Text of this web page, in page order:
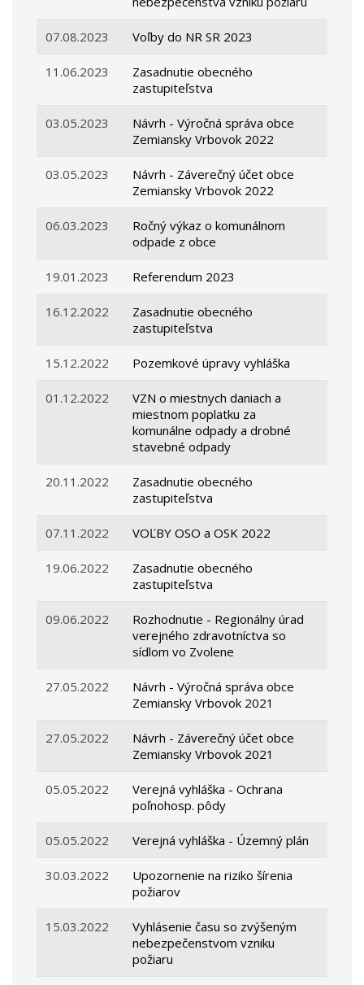
07.08.2023 Voľby do NR SR 2023
11.06.2023
Zasadnutie obecného
zastupiteľstva
03.05.2023
Návrh - Výročná správa obce
Zemiansky Vrbovok 2022
03.05.2023
Návrh - Záverečný účet obce
Zemiansky Vrbovok 2022
06.03.2023
Ročný výkaz o komunálnom
odpade z obce
19.01.2023 Referendum 2023
16.12.2022
Zasadnutie obecného
zastupiteľstva
15.12.2022 Pozemkové úpravy vyhláška
01.12.2022
VZN o miestnych daniach a
miestnom poplatku za
komunálne odpady a drobné
stavebné odpady
20.11.2022
Zasadnutie obecného
zastupiteľstva
07.11.2022 VOĽBY OSO a OSK 2022
19.06.2022
Zasadnutie obecného
zastupiteľstva
09.06.2022
Rozhodnutie - Regionálny úrad
verejného zdravotníctva so
sídlom vo Zvolene
27.05.2022
Návrh - Výročná správa obce
Zemiansky Vrbovok 2021
27.05.2022
Návrh - Záverečný účet obce
Zemiansky Vrbovok 2021
05.05.2022
Verejná vyhláška - Ochrana
poľnohosp. pôdy
05.05.2022 Verejná vyhláška - Územný plán
30.03.2022
Upozornenie na riziko šírenia
požiarov
15.03.2022
Vyhlásenie času so zvýšeným
nebezpečenstvom vzniku
požiaru